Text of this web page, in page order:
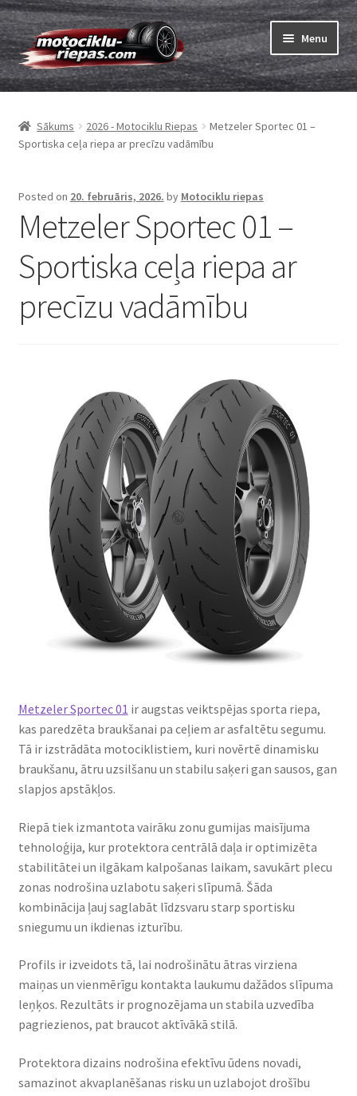
Skip
to
navigation
Skip
to
content
Menu
Riepas
Expand
menu
Kameras
Expand
Viss par riepām
Tests
Zīmoli
Sākums 2026 - Motociklu Riepas
Metzeler Sportec 01 –
Sportiska ceļa riepa ar precīzu vadāmību
Posted on 20. februāris, 2026. by Motociklu riepas
Metzeler Sportec 01 –
Sportiska ceļa riepa ar
precīzu vadāmību
Metzeler Sportec 01 ir augstas veiktspējas sporta riepa,
kas paredzēta braukšanai pa ceļiem ar asfaltētu segumu.
Tā ir izstrādāta motociklistiem, kuri novērtē dinamisku
braukšanu, ātru uzsilšanu un stabilu saķeri gan sausos, gan
slapjos apstākļos.
Riepā tiek izmantota vairāku zonu gumijas maisījuma
tehnoloģija, kur protektora centrālā daļa ir optimizēta
stabilitātei un ilgākam kalpošanas laikam, savukārt plecu
zonas nodrošina uzlabotu saķeri slīpumā. Šāda
kombinācija ļauj saglabāt līdzsvaru starp sportisku
sniegumu un ikdienas izturību.
Profils ir izveidots tā, lai nodrošinātu ātras virziena
maiņas un vienmērīgu kontakta laukumu dažādos slīpuma
leņķos. Rezultāts ir prognozējama un stabila uzvedība
pagriezienos, pat braucot aktīvākā stilā.
Protektora dizains nodrošina efektīvu ūdens novadi,
samazinot akvaplanēšanas risku un uzlabojot drošību